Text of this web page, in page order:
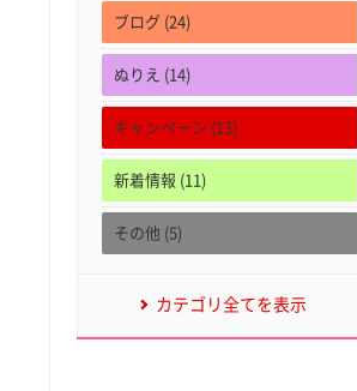
ブログ (24)
ぬりえ (14)
キャンペーン (13)
新着情報 (11)
その他 (5)
カテゴリ全てを表示